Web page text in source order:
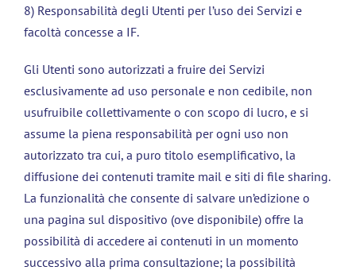
8) Responsabilità degli Utenti per l’uso dei Servizi e
facoltà concesse a IF.
Gli Utenti sono autorizzati a fruire dei Servizi
esclusivamente ad uso personale e non cedibile, non
usufruibile collettivamente o con scopo di lucro, e si
assume la piena responsabilità per ogni uso non
autorizzato tra cui, a puro titolo esemplificativo, la
diffusione dei contenuti tramite mail e siti di file sharing.
La funzionalità che consente di salvare un’edizione o
una pagina sul dispositivo (ove disponibile) offre la
possibilità di accedere ai contenuti in un momento
successivo alla prima consultazione; la possibilità